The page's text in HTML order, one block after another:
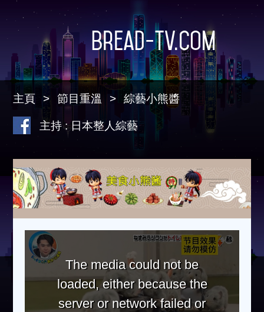
Bread-TV.com
主頁 節目重溫 綜藝小熊醬
主持 : 日本整人綜藝
The media could not be
loaded, either because the
server or network failed or